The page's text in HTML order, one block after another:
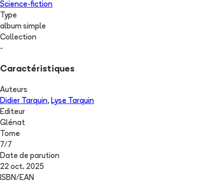
Science-fiction
Type
album simple
Collection
-
Caractéristiques
Auteurs
Didier Tarquin, Lyse Tarquin
Editeur
Glénat
Tome
7/ 7
Date de parution
22 oct. 2025
ISBN/EAN